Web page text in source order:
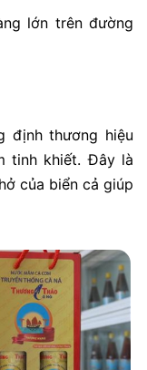
lớn trên đường
định thương hiệu
tinh khiết. Đây là
của biển cả giúp